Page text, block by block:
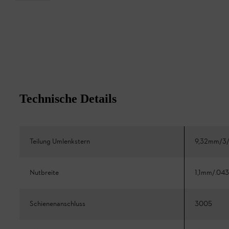
Technische Details
Teilung Umlenkstern 9,32mm/
Nutbreite 1,1mm/
Schienenanschluss 3005